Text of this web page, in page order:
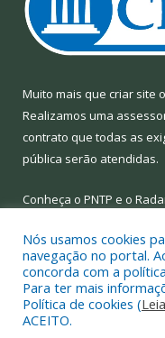
Muito mais que criar site
Realizamos uma
contrato que todas as
pública serão atendidas.
Conheça o PNTP e o
Todos os direitos
Nós usamos cookies
navegação no portal.
concorda com a
Para ter mais
Política de cookies (
ACEITO.